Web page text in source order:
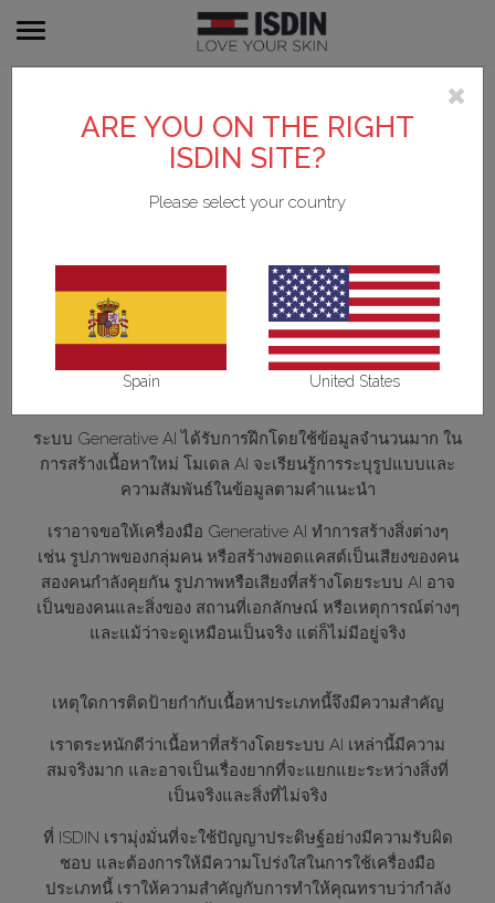
Toggle
ข้อมูลทั่วไปเกี่ยวกับการใช้ปัญญา
ประดิษฐ์เชิงสร้างสรรค์
Generative AI คืออะไร
Generative AI เป็นสาขาหนึ่งของ AI ที่ช่วยในการสร้างหรือ
แก้ไขเนื้อหา Generative AI ใช้โมเดลที่ก้าวล้ำในการสร้าง
ระบบ Generative AI ได้รับการฝึกโดยใช้ข้อมูลจำนวนมาก ใน
การสร้างเนื้อหาใหม่ โมเดล AI จะเรียนรู้การระบุรูปแบบและ
ความสัมพันธ์ในข้อมูลตามคำแนะนำ
เราอาจขอให้เครื่องมือ Generative AI ทำการสร้างสิ่งต่างๆ
เช่น รูปภาพของกลุ่มคน หรือสร้างพอดแคสต์เป็นเสียงของคน
สองคนกำลังคุยกัน รูปภาพหรือเสียงที่สร้างโดยระบบ AI อาจ
เป็นของคนและสิ่งของ สถานที่เอกลักษณ์ หรือเหตุการณ์ต่างๆ
และแม้ว่าจะดูเหมือนเป็นจริง แต่ก็ไม่มีอยู่จริง
เหตุใดการติดป้ายกำกับเนื้อหาประเภทนี้จึงมีความสำคัญ
เราตระหนักดีว่าเนื้อหาที่สร้างโดยระบบ AI เหล่านี้มีความ
สมจริงมาก และอาจเป็นเรื่องยากที่จะแยกแยะระหว่างสิ่งที่
เป็นจริงและสิ่งที่ไม่จริง
ที่ ISDIN เรามุ่งมั่นที่จะใช้ปัญญาประดิษฐ์อย่างมีความรับผิด
ชอบ และต้องการให้มีความโปร่งใสในการใช้เครื่องมือ
ประเภทนี้ เราให้ความสำคัญกับการทำให้คุณทราบว่ากำลัง
ARE YOU ON THE RIGHT
ISDIN SITE?
Please select your country
Spain United States